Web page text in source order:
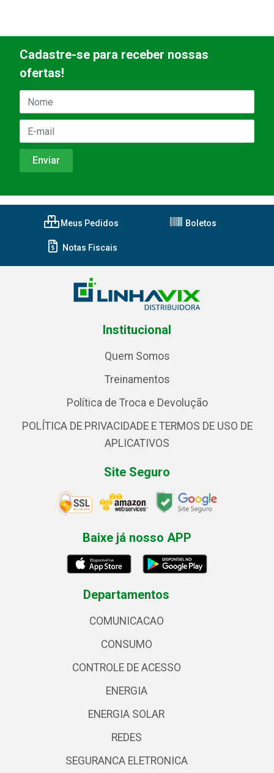
Cadastre-se para receber nossas
ofertas!
Meus Pedidos Boletos
Notas Fiscais
Institucional
Quem Somos
Treinamentos
Política de Troca e Devolução
POLÍTICA DE PRIVACIDADE E TERMOS DE USO DE
APLICATIVOS
Site Seguro
Baixe já nosso APP
Departamentos
COMUNICACAO
CONSUMO
CONTROLE DE ACESSO
ENERGIA
ENERGIA SOLAR
REDES
SEGURANCA ELETRONICA